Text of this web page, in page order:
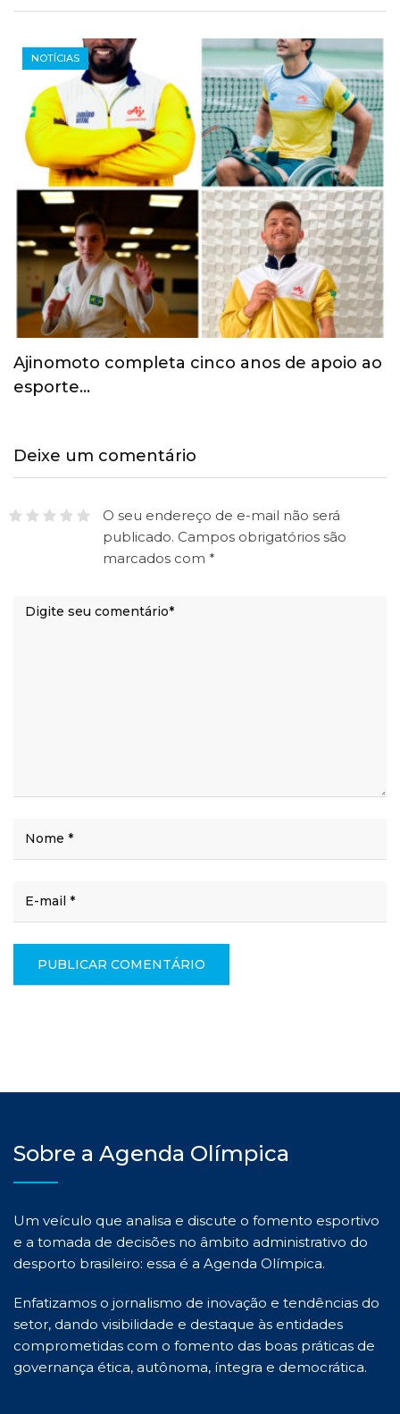
PARALÍMPICOS
Paris 2024: Atletas brasileiros começam a
chegar à…
Deixe um comentário
O seu endereço de e-mail não será
publicado. Campos obrigatórios são
marcados com *
Sobre a Agenda Olímpica
Um veículo que analisa e discute o fomento esportivo
e a tomada de decisões no âmbito administrativo do
desporto brasileiro: essa é a Agenda Olímpica.
Enfatizamos o jornalismo de inovação e tendências do
setor, dando visibilidade e destaque às entidades
comprometidas com o fomento das boas práticas de
governança ética, autônoma, íntegra e democrática.